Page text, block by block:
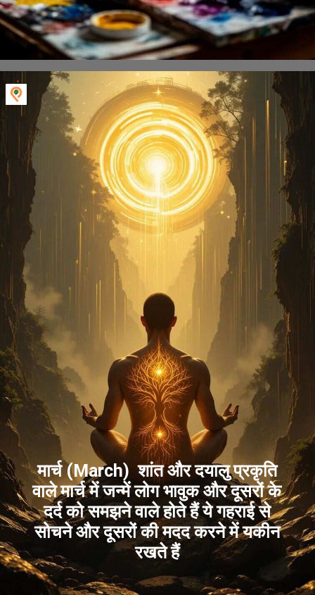
मार्च (March) शांत और दयालु प्रकृति
वाले मार्च में जन्में लोग भावुक और दूसरों के
दर्द को समझने वाले होते हैं ये गहराई से
सोचने और दूसरों की मदद करने में यकीन
रखते हैं